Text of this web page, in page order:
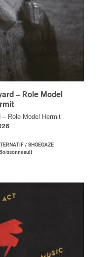
– Role Model
Role Model Hermit
/ SHOEGAZE